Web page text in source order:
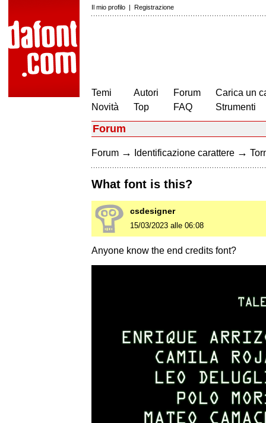
Il mio profilo | Registrazione
Temi
Novità
Autori
Top
Forum
FAQ
Carica un
Strumenti
Forum
Forum → Identificazione carattere →
What font is this?
csdesigner
15/03/2023 alle 06:08
Anyone know the end credits font?